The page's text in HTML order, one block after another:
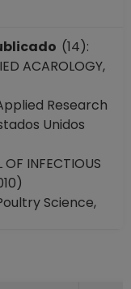
(14):
ACAROLOGY,
Research
Unidos
OF INFECTIOUS
Science,